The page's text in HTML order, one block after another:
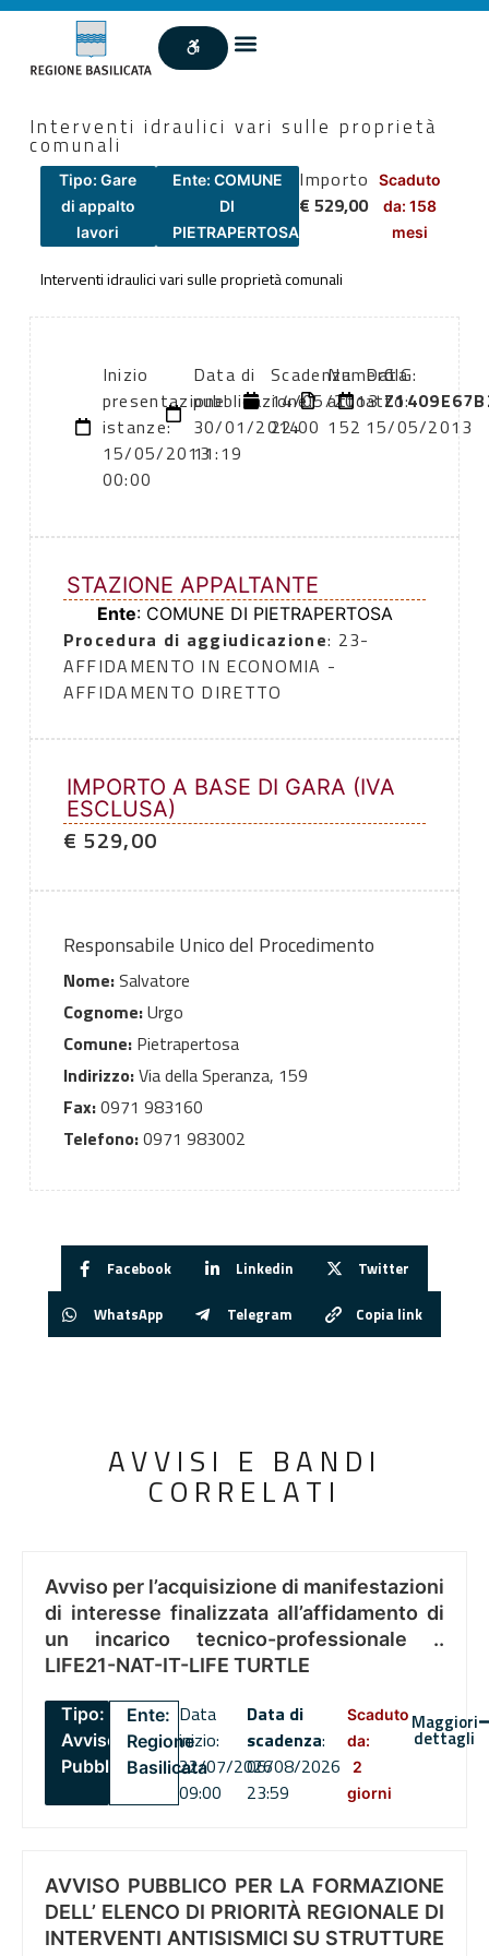
Interventi idraulici vari sulle proprietà
comunali
Tipo: Gare
di appalto
lavori
Ente: COMUNE
DI
PIETRAPERTOSA
Importo
€ 529,00
Scaduto
da: 158
mesi
Interventi idraulici vari sulle proprietà comunali
Inizio
presentazione
istanze:
15/05/2013
00:00
Data di
pubblicazione:
30/01/2014
11:19
Scadenza:
14/05/2013
22:00
Numero
atto:
152
Data
atto:
15/05/2013
CIG:
STAZIONE APPALTANTE
Ente: COMUNE DI PIETRAPERTOSA
Procedura di aggiudicazione: 23-
AFFIDAMENTO IN ECONOMIA -
AFFIDAMENTO DIRETTO
IMPORTO A BASE DI GARA (IVA
ESCLUSA)
€ 529,00
Responsabile Unico del Procedimento
Nome:Salvatore
Cognome:Urgo
Comune:Pietrapertosa
Indirizzo:Via della Speranza, 159
Fax:0971 983160
Telefono:0971 983002
Facebook Linkedin Twitter
WhatsApp Telegram Copia link
AVVISI E BANDI
CORRELATI
Avviso per l’acquisizione di manifestazioni
di interesse finalizzata all’affidamento di
un incarico tecnico-professionale ..
LIFE21-NAT-IT-LIFE TURTLE
Tipo:
Avviso
Pubblico
Ente:
Regione
Basilicata
Data
inizio:
22/07/2026
09:00
Data di
scadenza:
06/08/2026
23:59
Scaduto
da:
2
giorni
Maggiori
dettagli
AVVISO PUBBLICO PER LA FORMAZIONE
DELL’ ELENCO DI PRIORITÀ REGIONALE DI
INTERVENTI ANTISISMICI SU STRUTTURE